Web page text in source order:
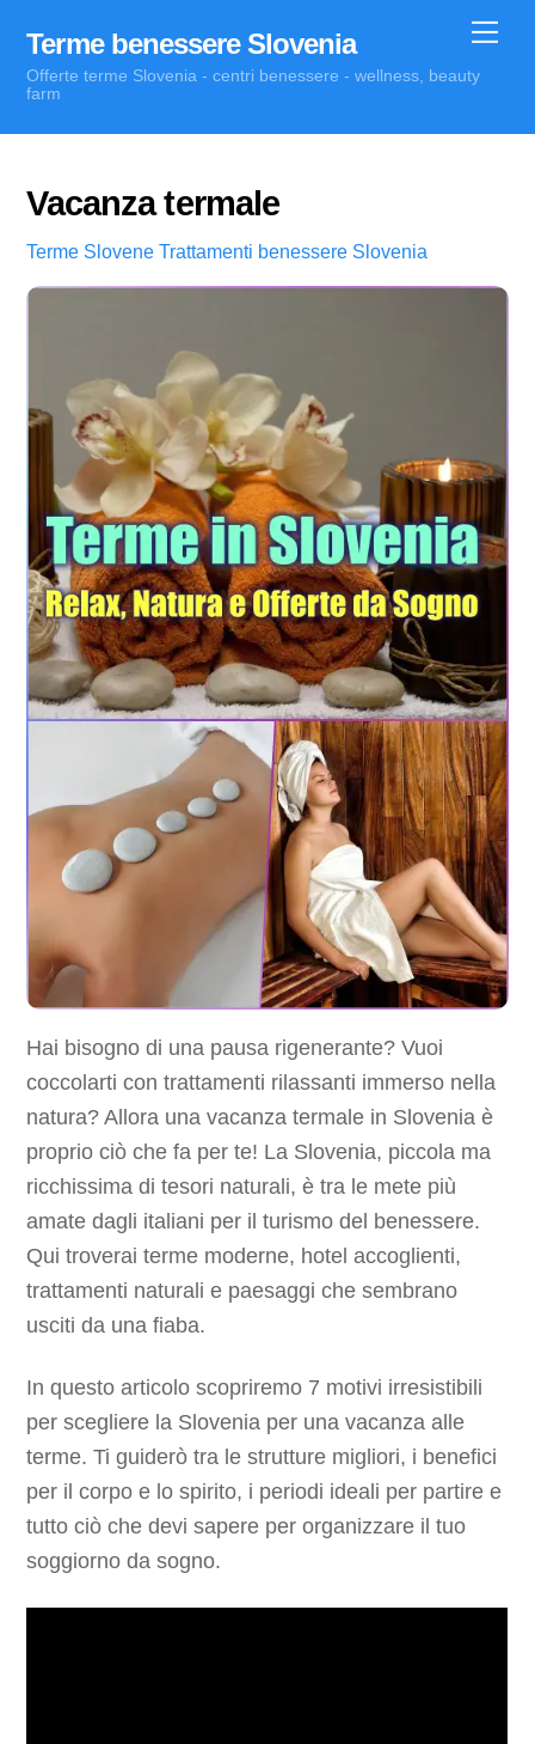
content
Terme benessere Slovenia
Offerte terme Slovenia - centri benessere - wellness, beauty
farm
Vacanza termale
Terme Slovene Trattamenti benessere Slovenia
Hai bisogno di una pausa rigenerante? Vuoi
coccolarti con trattamenti rilassanti immerso nella
natura? Allora una vacanza termale in Slovenia è
proprio ciò che fa per te! La Slovenia, piccola ma
ricchissima di tesori naturali, è tra le mete più
amate dagli italiani per il turismo del benessere.
Qui troverai terme moderne, hotel accoglienti,
trattamenti naturali e paesaggi che sembrano
usciti da una fiaba.
In questo articolo scopriremo 7 motivi irresistibili
per scegliere la Slovenia per una vacanza alle
terme. Ti guiderò tra le strutture migliori, i benefici
per il corpo e lo spirito, i periodi ideali per partire e
tutto ciò che devi sapere per organizzare il tuo
soggiorno da sogno.